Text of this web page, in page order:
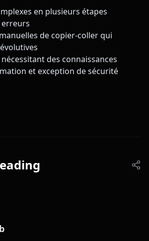
en plusieurs étapes
de copier-coller qui
des connaissances
et exception de sécurité